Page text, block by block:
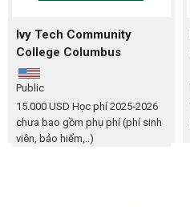
Ivy Tech Community
College Columbus
Public
15.000 USD Học phí 2025‑2026
chưa bao gồm phụ phí (phí sinh
viên, bảo hiểm,..)